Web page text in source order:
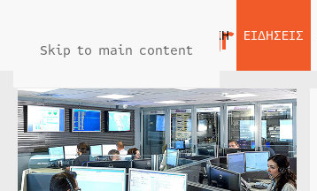
Skip to main content
ΑΡΧΙΚΗ ΕΙΔΗΣΕΙΣ